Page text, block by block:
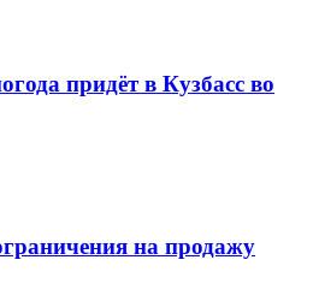
придёт в Кузбасс во
на продажу